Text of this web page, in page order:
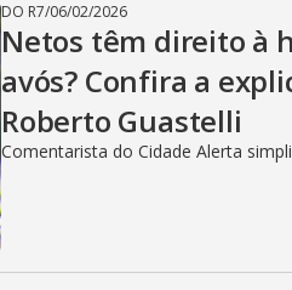
DO R7/06/02/2026
Netos têm direito à
avós? Confira a
Roberto Guastelli
Comentarista do Cidade Alerta